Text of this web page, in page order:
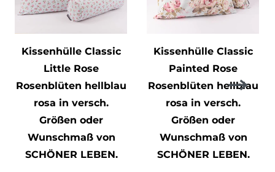
Kissenhülle Classic
Little Rose
Rosenblüten hellblau
rosa in versch.
Größen oder
Wunschmaß von
SCHÖNER LEBEN.
Kissenhülle Classic
Painted Rose
Rosenblüten hellblau
rosa in versch.
Größen oder
Wunschmaß von
SCHÖNER LEBEN.